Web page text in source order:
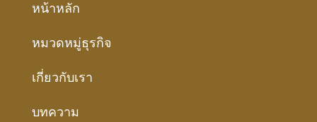
หน้าหลัก
หมวดหมู่ธุรกิจ
เกี่ยวกับเรา
บทความ